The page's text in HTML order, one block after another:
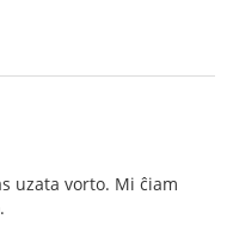
uzata vorto. Mi ĉiam